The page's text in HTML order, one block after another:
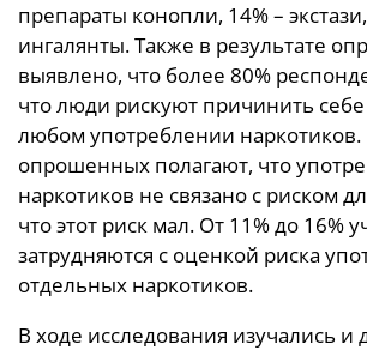
препараты конопли, 14% –
ингалянты. Также в результате
выявлено, что более 80%
что люди рискуют причинить
любом употреблении наркотиков.
опрошенных полагают, что
наркотиков не связано с риском
что этот риск мал. От 11% до 16%
затрудняются с оценкой риска
отдельных наркотиков.
В ходе исследования изучались и